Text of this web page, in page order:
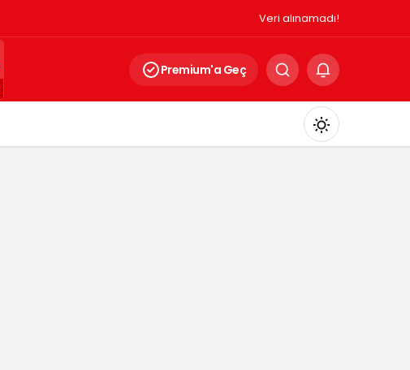
Veri alınamadı!
Premium'a Geç
Mod